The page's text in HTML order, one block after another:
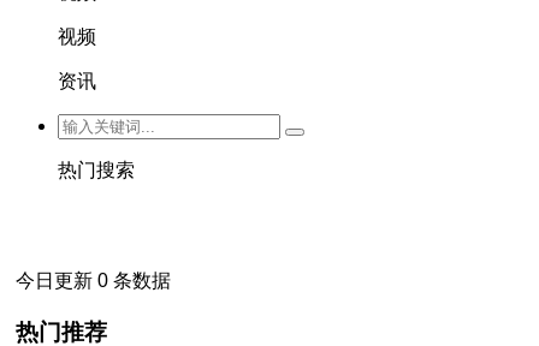
视频
资讯
热门搜索
今日更新 0 条数据
热门推荐